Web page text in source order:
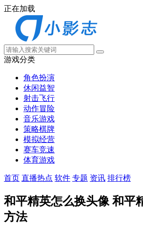
正在加载
游戏分类
角色扮演
休闲益智
射击飞行
动作冒险
音乐游戏
策略棋牌
模拟经营
赛车竞速
体育游戏
首页 直播热点 软件 专题 资讯 排行榜
和平精英怎么换头像 和平
方法